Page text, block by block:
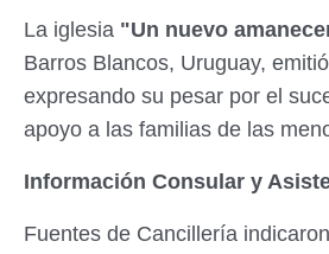
La iglesia "Un nuevo
Barros Blancos, Uruguay,
expresando su pesar por el
apoyo a las familias de las
Información Consular y
Fuentes de Cancillería